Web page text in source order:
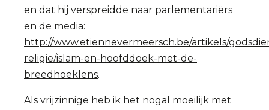
en dat hij verspreidde naar parlementariërs
en de media:
http://www.etiennevermeersch.be/artikels/
religie/islam-en-hoofddoek-met-de-
breedhoeklens.
Als vrijzinnige heb ik het nogal moeilijk met